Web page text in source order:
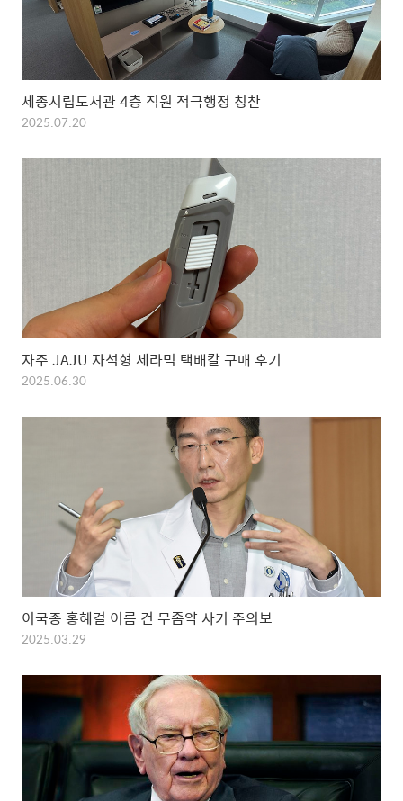
세종시립도서관 4층 직원 적극행정 칭찬
2025.07.20
자주 JAJU 자석형 세라믹 택배칼 구매 후기
2025.06.30
이국종 홍혜걸 이름 건 무좀약 사기 주의보
2025.03.29